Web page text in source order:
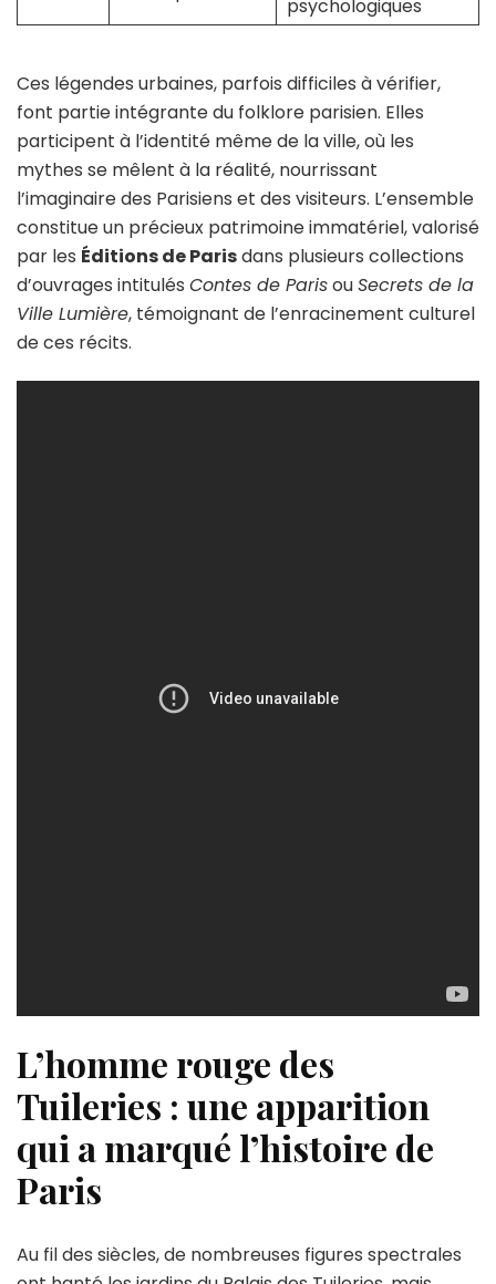
psychologiques
Ces légendes urbaines, parfois difficiles à vérifier,
font partie intégrante du folklore parisien. Elles
participent à l’identité même de la ville, où les
mythes se mêlent à la réalité, nourrissant
l’imaginaire des Parisiens et des visiteurs. L’ensemble
constitue un précieux patrimoine immatériel, valorisé
par les Éditions de Parisdans plusieurs collections
d’ouvrages intitulés Contes de ParisouSecrets de la
Ville Lumière, témoignant de l’enracinement culturel
de ces récits.
L’homme rouge des
Tuileries : une apparition
qui a marqué l’histoire de
Paris
Au fil des siècles, de nombreuses figures spectrales